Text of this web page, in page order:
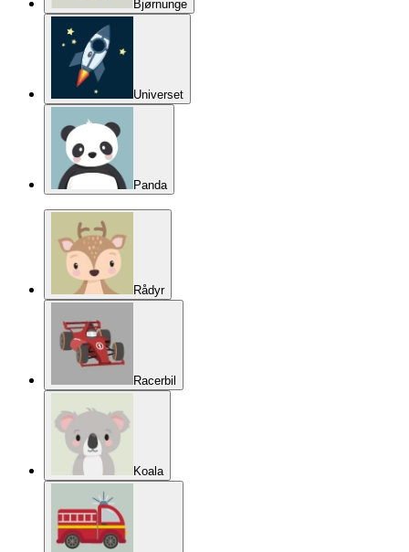
Bjørnunge
Universet
Panda
Rådyr
Racerbil
Koala